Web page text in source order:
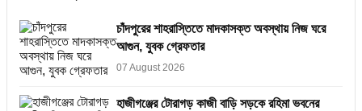
চাঁদপুরের শাহরাস্তিতে মাদকাসক্ত অবস্থায় নিজ ঘরে
আগুন, যুবক গ্রেফতার
07 August 2026
হাজীগঞ্জের টোরাগড় কাজী বাড়ি সড়কে রহিমা ভবনের